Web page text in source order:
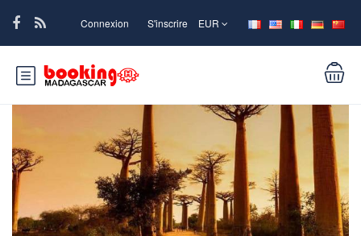
Connexion S'inscrire EUR